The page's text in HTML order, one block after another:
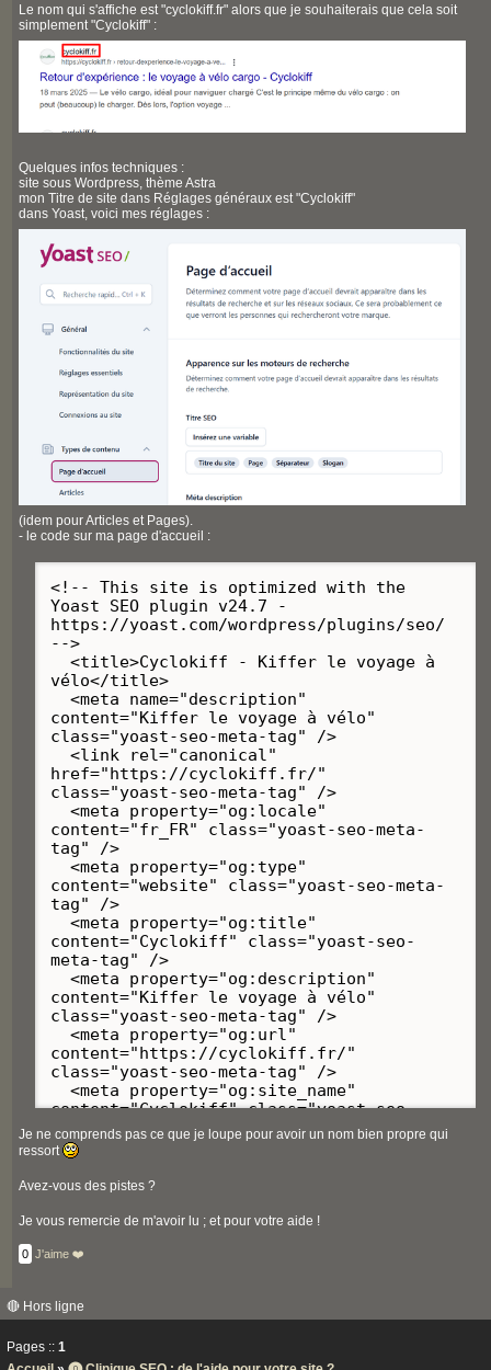
Le nom qui s'affiche est "cyclokiff.fr" alors que je souhaiterais que cela soit
simplement "Cyclokiff" :
Quelques infos techniques :
site sous Wordpress, thème Astra
mon Titre de site dans Réglages généraux est "Cyclokiff"
dans Yoast, voici mes réglages :
(idem pour Articles et Pages).
- le code sur ma page d'accueil :
<!-- This site is optimized with the
Yoast SEO plugin v24.7 -
https://yoast.com/wordpress/plugins/seo/
-->
<title>Cyclokiff - Kiffer le voyage à
vélo</title>
<meta name="description"
content="Kiffer le voyage à vélo"
class="yoast-seo-meta-tag" />
<link rel="canonical"
href="https://cyclokiff.fr/"
class="yoast-seo-meta-tag" />
<meta property="og:locale"
content="fr_FR" class="yoast-seo-meta-
tag" />
<meta property="og:type"
content="website" class="yoast-seo-meta-
tag" />
<meta property="og:title"
content="Cyclokiff" class="yoast-seo-
meta-tag" />
<meta property="og:description"
content="Kiffer le voyage à vélo"
class="yoast-seo-meta-tag" />
<meta property="og:url"
content="https://cyclokiff.fr/"
class="yoast-seo-meta-tag" />
<meta property="og:site_name"
content="Cyclokiff" class="yoast-seo-
meta-tag" />
<meta name="twitter:card"
content="summary_large_image"
class="yoast-seo-meta-tag" />
class="yoast-schema-graph">
:
fr/","name":"Cyclokiff - Kiffer le voyage
{"@id":"https://cyclokiff.fr/#website"},"
Je ne comprends pas ce que je loupe pour avoir un nom bien propre qui
ressort
Avez-vous des pistes ?
Je vous remercie de m'avoir lu ; et pour votre aide !
0 J'aime ❤️
🔴 Hors ligne
Pages :: 1